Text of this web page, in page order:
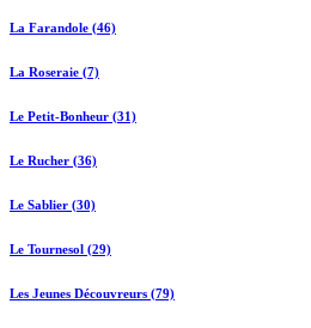
La Farandole (46)
La Roseraie (7)
Le Petit-Bonheur (31)
Le Rucher (36)
Le Sablier (30)
Le Tournesol (29)
Les Jeunes Découvreurs (79)